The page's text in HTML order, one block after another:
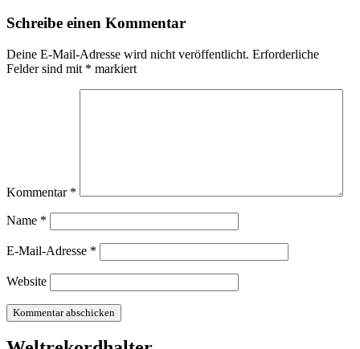
Schreibe einen Kommentar
Deine E-Mail-Adresse wird nicht veröffentlicht. Erforderliche
Felder sind mit * markiert
Kommentar *
Name *
E-Mail-Adresse *
Website